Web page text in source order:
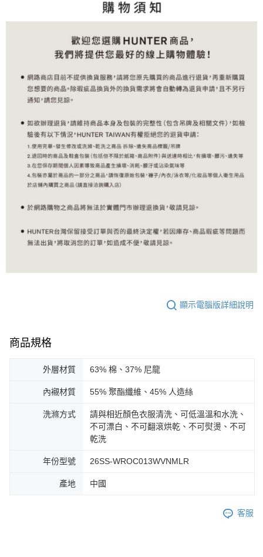
顯示電腦版詳細說明
商品規格
外層材質 63% 棉、37% 尼龍
內襯材質 55% 聚酯纖維、45% 人造絲
洗滌方式
請與相近顏色衣服清洗、可低溫溫和水洗、
不可漂白、不可翻滾烘乾、不可熨燙、不可
乾洗
年份型號 26SS-WROC013WVNMLR
產地 中國
客服